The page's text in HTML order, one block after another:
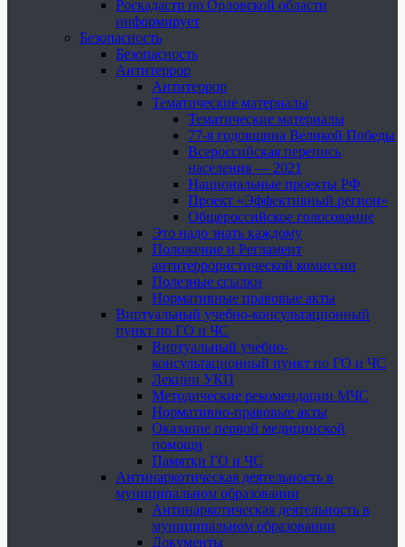
Роскадастр по Орловской области
информирует
Безопасность
Безопасность
Антитеррор
Антитеррор
Тематические материалы
Тематические материалы
77-я годовщина Великой Победы
Всероссийская перепись
населения — 2021
Национальные проекты РФ
Проект «Эффективный регион»
Общероссийское голосование
Это надо знать каждому
Положение и Регламент
антитеррористической комиссии
Полезные ссылки
Нормативные правовые акты
Виртуальный учебно-консультационный
пункт по ГО и ЧС
Виртуальный учебно-
консультационный пункт по ГО и ЧС
Лекции УКП
Методические рекомендации МЧС
Нормативно-правовые акты
Оказание первой медицинской
помощи
Памятки ГО и ЧС
Антинаркотическая деятельность в
муниципальном образовании
Антинаркотическая деятельность в
муниципальном образовании
Документы